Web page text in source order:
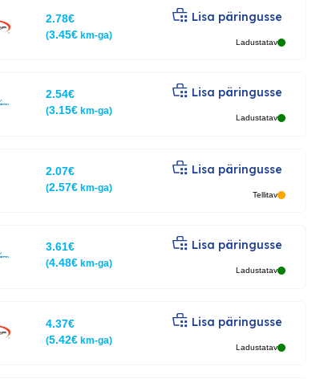
2.78€
(3.45€km-ga)
Lisa päringusse
Ladustatav
2.54€
(3.15€km-ga)
Lisa päringusse
Ladustatav
2.07€
(2.57€km-ga)
Lisa päringusse
Tellitav
3.61€
(4.48€km-ga)
Lisa päringusse
Ladustatav
4.37€
(5.42€km-ga)
Lisa päringusse
Ladustatav